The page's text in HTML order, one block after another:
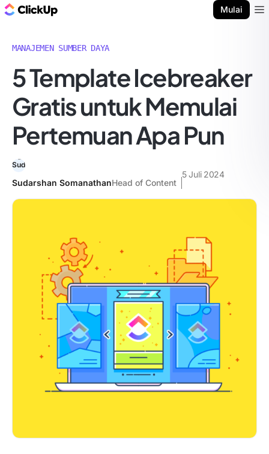
Mulai
MANAJEMEN SUMBER DAYA
5 Template Icebreaker
Gratis untuk Memulai
Pertemuan Apa Pun
Sudarshan SomanathanHead of Content
5 Juli 2024